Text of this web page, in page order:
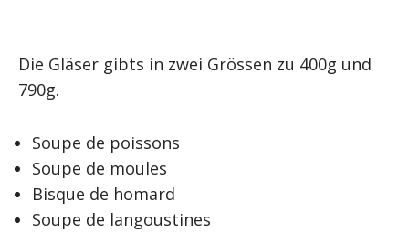
Die Gläser gibts in zwei Grössen zu 400g und
790g.
Soupe de poissons
Soupe de moules
Bisque de homard
Soupe de langoustines